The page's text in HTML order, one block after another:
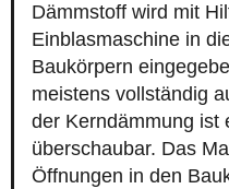
Dämmstoff wird mit
Einblasmaschine in
Baukörpern
meistens vollständig
der Kerndämmung ist
überschaubar. Das
Öffnungen in den